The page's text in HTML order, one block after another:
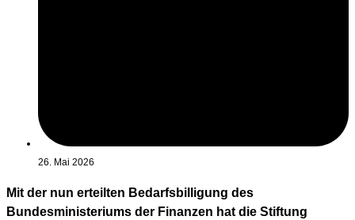
26. Mai 2026
Mit der nun erteilten Bedarfsbilligung des
Bundesministeriums der Finanzen hat die Stiftung